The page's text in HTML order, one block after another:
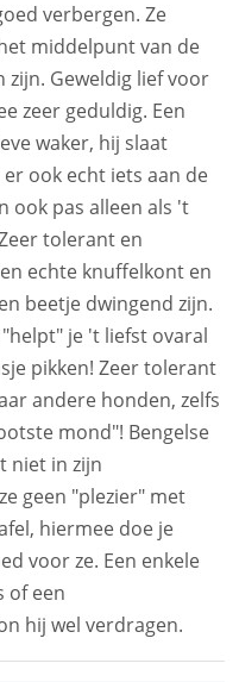
verbergen. Ze
middelpunt van de
zijn. Geweldig lief voor
zeer geduldig. Een
waker, hij slaat
ook echt iets aan de
ook pas alleen als 't
tolerant en
echte knuffelkont en
beetje dwingend zijn.
je 't liefst ovaral
pikken! Zeer tolerant
andere honden, zelfs
mond"! Bengelse
niet in zijn
geen "plezier" met
hiermee doe je
voor ze. Een enkele
of een
hij wel verdragen.